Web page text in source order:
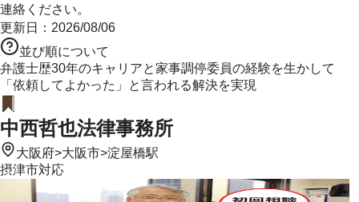
連絡ください。
更新日： 2026/08/06
並び順について
弁護士歴30年のキャリアと家事調停委員の経験を生かして
「依頼してよかった」と言われる解決を実現
中西哲也法律事務所
大阪府>大阪市>淀屋橋駅
摂津市対応